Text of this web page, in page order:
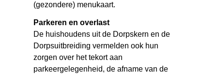
(gezondere) menukaart.
Parkeren en overlast
De huishoudens uit de Dorpskern en de
Dorpsuitbreiding vermelden ook hun
zorgen over het tekort aan
parkeergelegenheid, de afname van de